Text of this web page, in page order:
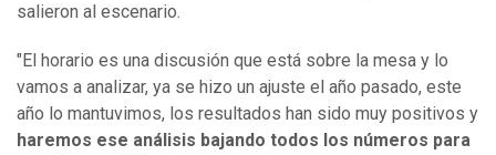
salieron al escenario.
"El horario es una discusión que está sobre la mesa y lo
vamos a analizar, ya se hizo un ajuste el año pasado, este
año lo mantuvimos, los resultados han sido muy positivos y
haremos ese análisis bajando todos los números para